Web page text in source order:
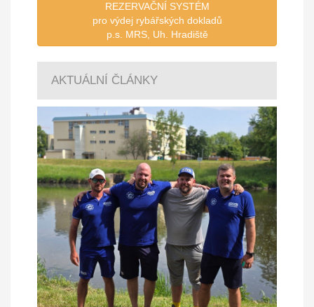
REZERVAČNÍ SYSTÉM
pro výdej rybářských dokladů
p.s. MRS, Uh. Hradiště
AKTUÁLNÍ ČLÁNKY